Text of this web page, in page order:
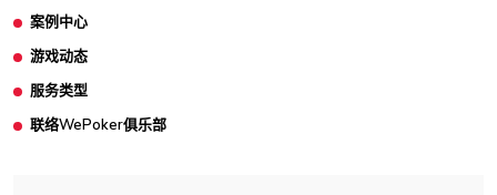
案例中心
游戏动态
服务类型
联络WePoker俱乐部